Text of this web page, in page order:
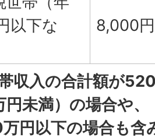
以下な
8,000円
帯収入の合計額が
未満）の場合や
円以下の場合も含